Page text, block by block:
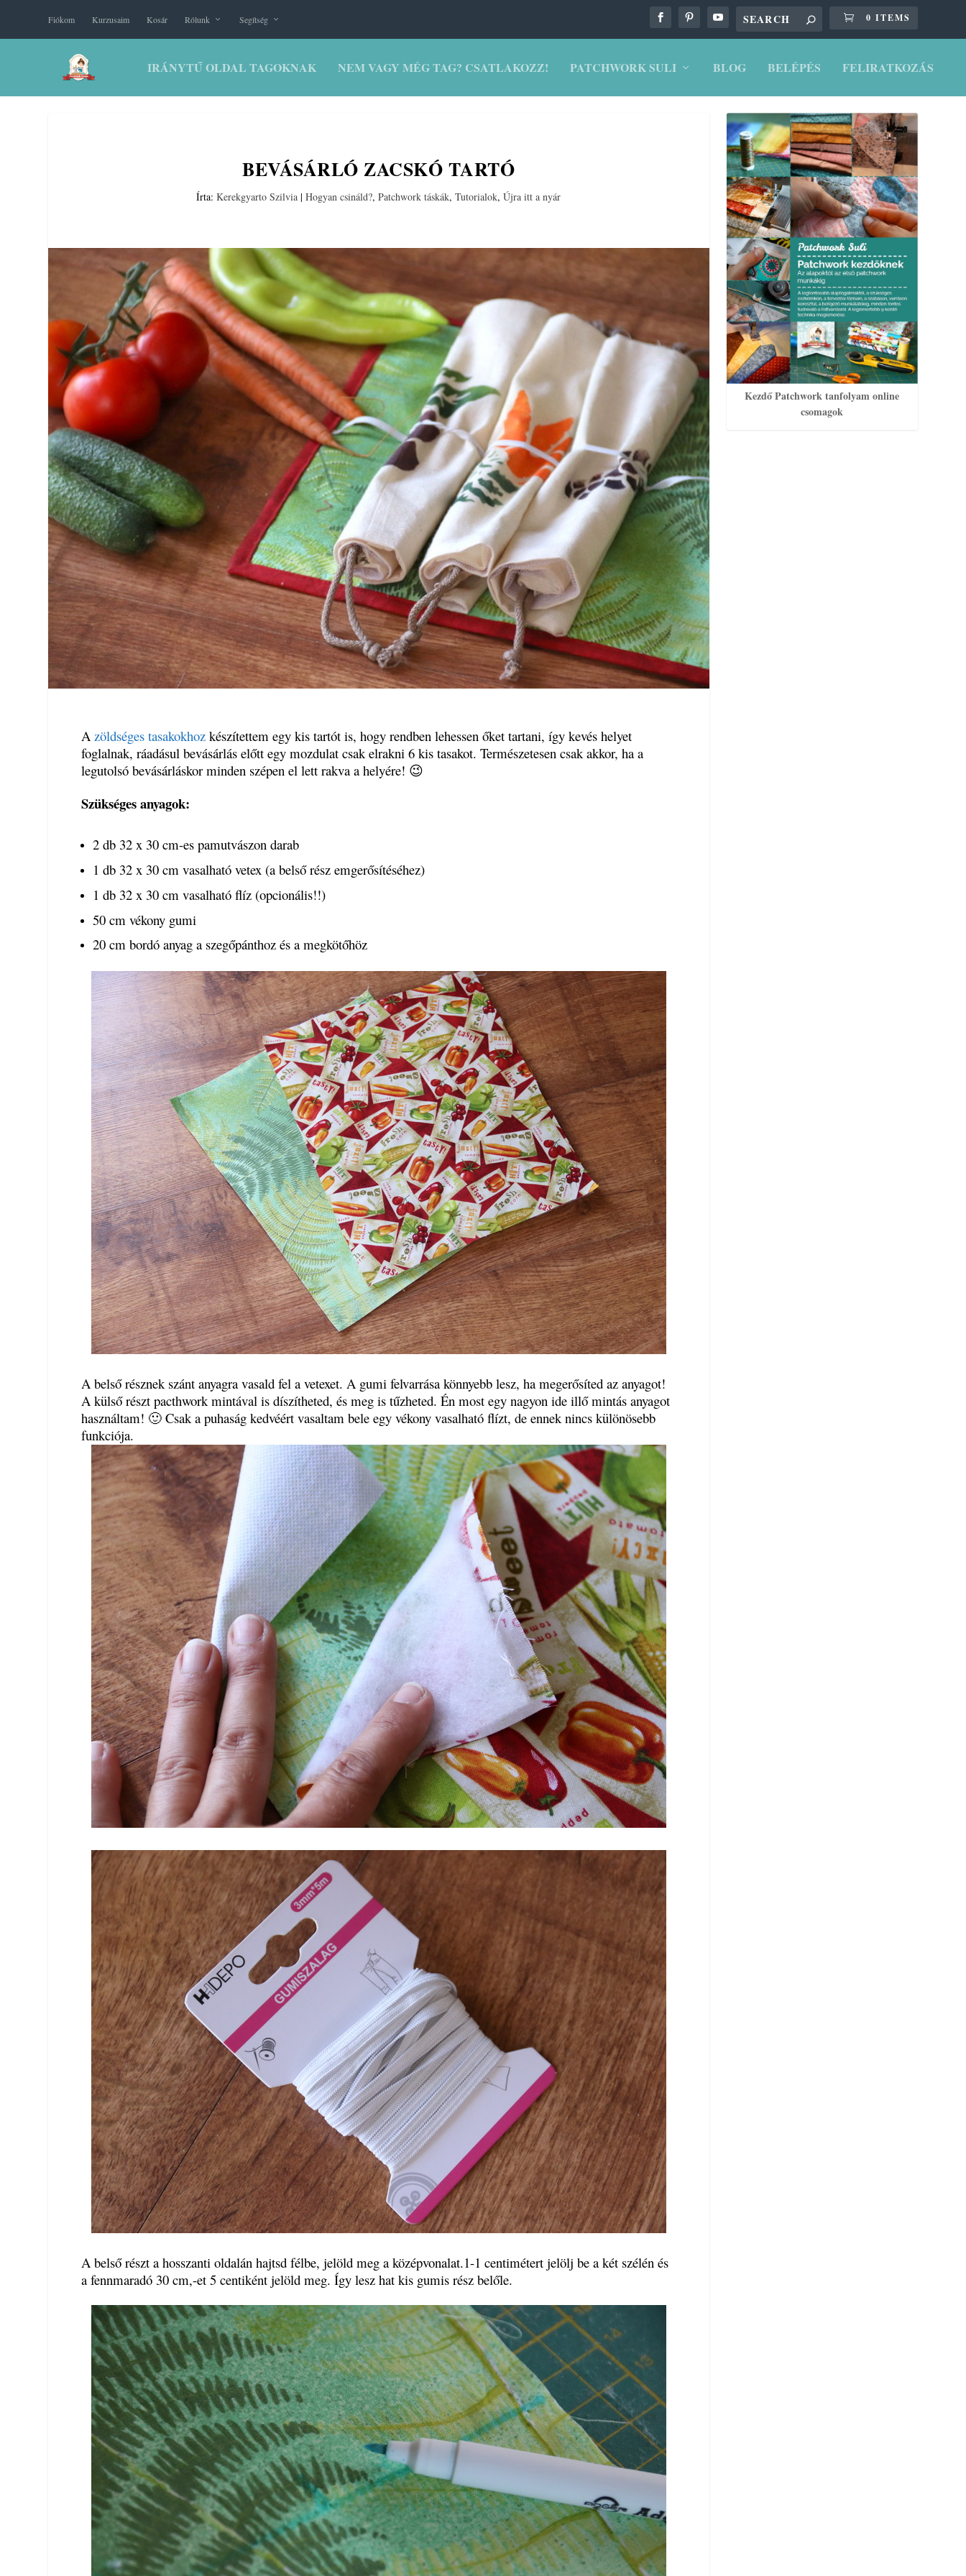
Fiókom Kurzusaim Kosár Rólunk Segítség 0 ITEMS
IRÁNYTŰ OLDAL TAGOKNAK NEM VAGY MÉG TAG? CSATLAKOZZ! PATCHWORK SULI BLOG BELÉPÉS FELIRATKOZÁS
BEVÁSÁRLÓ ZACSKÓ TARTÓ
Írta:Kerekgyarto Szilvia |Hogyan csináld?,Patchwork táskák,Tutorialok,Újra itt a nyár
A zöldséges tasakokhoz készítettem egy kis tartót is, hogy rendben lehessen őket tartani, így kevés helyet
foglalnak, ráadásul bevásárlás előtt egy mozdulat csak elrakni 6 kis tasakot. Természetesen csak akkor, ha a
legutolsó bevásárláskor minden szépen el lett rakva a helyére! 😉
Szükséges anyagok:
2 db 32 x 30 cm-es pamutvászon darab
1 db 32 x 30 cm vasalható vetex (a belső rész emgerősítéséhez)
1 db 32 x 30 cm vasalható flíz (opcionális!!)
50 cm vékony gumi
20 cm bordó anyag a szegőpánthoz és a megkötőhöz
A belső résznek szánt anyagra vasald fel a vetexet. A gumi felvarrása könnyebb lesz, ha megerősíted az anyagot!
A külső részt pacthwork mintával is díszítheted, és meg is tűzheted. Én most egy nagyon ide illő mintás anyagot
használtam! 🙂 Csak a puhaság kedvéért vasaltam bele egy vékony vasalható flízt, de ennek nincs különösebb
funkciója.
A belső részt a hosszanti oldalán hajtsd félbe, jelöld meg a középvonalat.1-1 centimétert jelölj be a két szélén és
a fennmaradó 30 cm,-et 5 centiként jelöld meg. Így lesz hat kis gumis rész belőle.
Kezdő Patchwork tanfolyam online
csomagok